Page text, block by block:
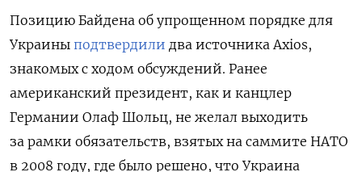
Позицию Байдена об упрощенном порядке для
Украины подтвердили два источника Axios,
знакомых с ходом обсуждений. Ранее
американский президент, как и канцлер
Германии Олаф Шольц, не желал выходить
за рамки обязательств, взятых на саммите НАТО
в 2008 году, где было решено, что Украина